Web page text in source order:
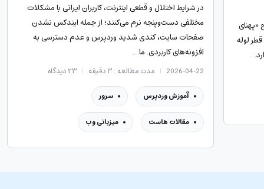
لوله
در شرایط اختلال و قطعی اینترنت، کاربران ایرانی با مشکلات
مختلفی دست‌وپنجه نرم می‌کنند؛ از جمله ایندکس نشدن
صفحات سایت، کندی شدید وردپرس و عدم دسترسی به
افزونه‌های کاربردی. ما…
2026-04-22 مدت مطالعه : ۳ دقیقه ۲۳دیدگاه
آموزش وردپرس سرور
مقالات هاست میزبانی وب